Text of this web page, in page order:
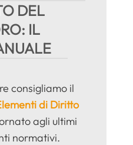
DEL
IL
consigliamo il
di Diritto
agli ultimi
normativi.